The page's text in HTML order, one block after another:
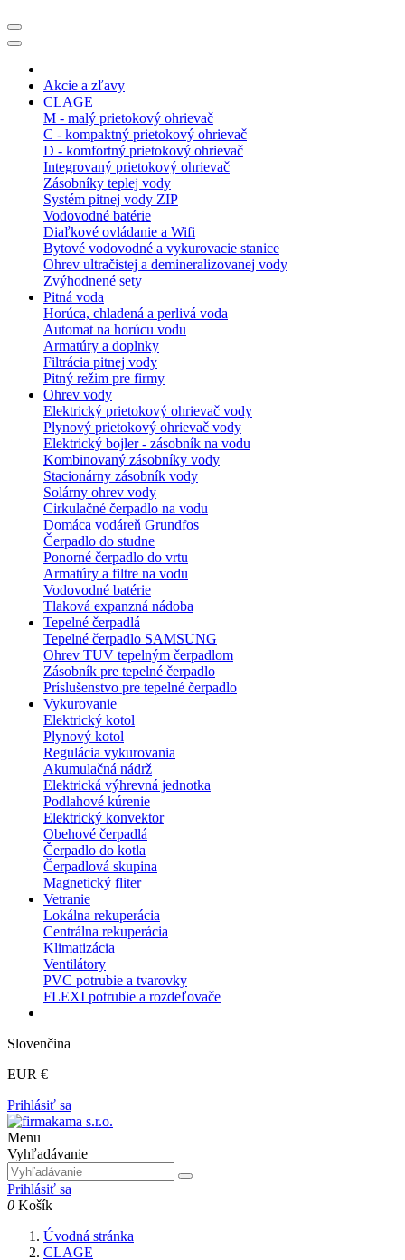
Akcie a zľavy
CLAGE
M - malý prietokový ohrievač
C - kompaktný prietokový ohrievač
D - komfortný prietokový ohrievač
Integrovaný prietokový ohrievač
Zásobníky teplej vody
Systém pitnej vody ZIP
Vodovodné batérie
Diaľkové ovládanie a Wifi
Bytové vodovodné a vykurovacie stanice
Ohrev ultračistej a demineralizovanej vody
Zvýhodnené sety
Pitná voda
Horúca, chladená a perlivá voda
Automat na horúcu vodu
Armatúry a doplnky
Filtrácia pitnej vody
Pitný režim pre firmy
Ohrev vody
Elektrický prietokový ohrievač vody
Plynový prietokový ohrievač vody
Elektrický bojler - zásobník na vodu
Kombinovaný zásobníky vody
Stacionárny zásobník vody
Solárny ohrev vody
Cirkulačné čerpadlo na vodu
Domáca vodáreň Grundfos
Čerpadlo do studne
Ponorné čerpadlo do vrtu
Armatúry a filtre na vodu
Vodovodné batérie
Tlaková expanzná nádoba
Tepelné čerpadlá
Tepelné čerpadlo SAMSUNG
Ohrev TUV tepelným čerpadlom
Zásobník pre tepelné čerpadlo
Príslušenstvo pre tepelné čerpadlo
Vykurovanie
Elektrický kotol
Plynový kotol
Regulácia vykurovania
Akumulačná nádrž
Elektrická výhrevná jednotka
Podlahové kúrenie
Elektrický konvektor
Obehové čerpadlá
Čerpadlo do kotla
Čerpadlová skupina
Magnetický fliter
Vetranie
Lokálna rekuperácia
Centrálna rekuperácia
Klimatizácia
Ventilátory
PVC potrubie a tvarovky
FLEXI potrubie a rozdeľovače
Slovenčina
EUR €
Prihlásiť sa
Menu
Vyhľadávanie
Prihlásiť sa
0 Košík
Úvodná stránka
CLAGE